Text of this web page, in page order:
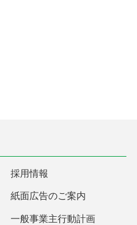
採用情報
紙面広告のご案内
一般事業主行動計画